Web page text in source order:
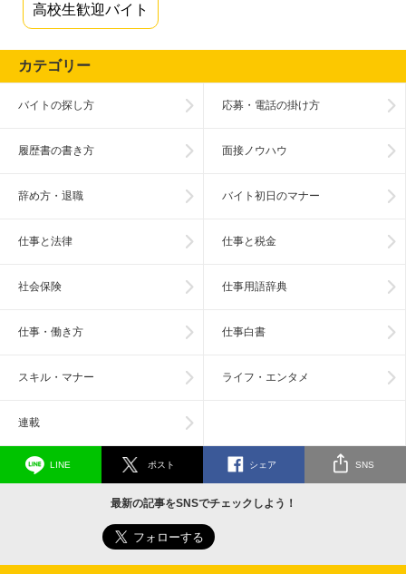
高校生歓迎バイト
カテゴリー
バイトの探し方 応募・電話の掛け方
履歴書の書き方 面接ノウハウ
辞め方・退職 バイト初日のマナー
仕事と法律 仕事と税金
社会保険 仕事用語辞典
仕事・働き方 仕事白書
スキル・マナー ライフ・エンタメ
連載
LINE ポスト シェア SNS
最新の記事をSNSでチェックしよう！